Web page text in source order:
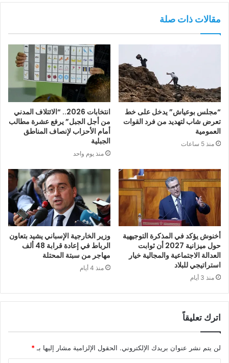
مقالات ذات صلة
“مجلس بوعياش” يدخل على خط
تعرض شاب لتهديد من فرد القوات
العمومية
منذ 5 ساعات
انتخابات 2026.. “الائتلاف المدني
من أجل الجبل” يرفع عشرة مطالب
أمام الأحزاب لإنصاف المناطق
الجبلية
منذ يوم واحد
أخنوش يؤكد في المذكرة التوجيهية
حول ميزانية 2027 أن ثوابت
العدالة الاجتماعية والمجالية خيار
استراتيجي للبلاد
منذ 3 أيام
وزير الخارجية الإسباني يشيد بتعاون
الرباط في إعادة قرابة 48 ألف
مهاجر من سبتة المحتلة
منذ 4 أيام
اترك تعليقاً
لن يتم نشر عنوان بريدك الإلكتروني. الحقول الإلزامية مشار إليها بـ*